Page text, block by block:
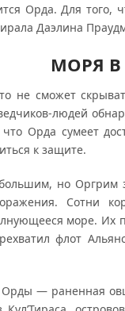
Орда. Для того,
Даэлина
МОРЯ В
не сможет
людей
Орда сумеет
к защите.
но Оргрим
Сотни
море. Их
флот
— раненная